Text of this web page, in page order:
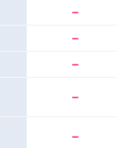
-
-
-
-
-